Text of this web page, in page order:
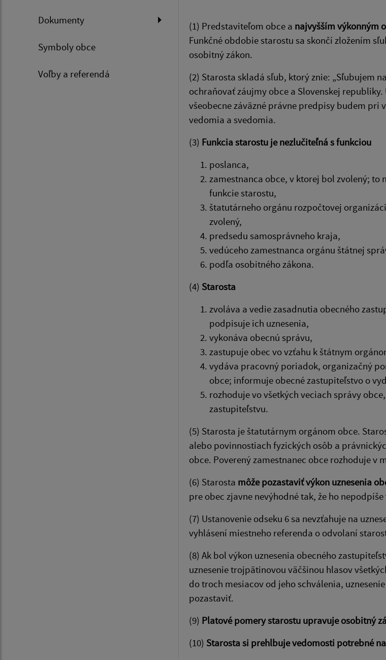
Dokumenty
Symboly obce
Voľby a referendá
(1) Predstaviteľom obce a najvyšším výkonným
Funkčné obdobie starostu sa skončí zložením
osobitný zákon.
(2) Starosta skladá sľub, ktorý znie: „Sľubujem
ochraňovať záujmy obce a Slovenskej
všeobecne záväzné právne predpisy budem
vedomia a svedomia.
(3) Funkcia starostu je nezlučiteľná s funkciou
poslanca,
zamestnanca obce, v ktorej bol zvolený; to
funkcie starostu,
štatutárneho orgánu rozpočtovej
zvolený,
predsedu samosprávneho kraja,
vedúceho zamestnanca orgánu štátnej
podľa osobitného zákona.
(4) Starosta
zvoláva a vedie zasadnutia obecného
podpisuje ich uznesenia,
vykonáva obecnú správu,
zastupuje obec vo vzťahu k štátnym
vydáva pracovný poriadok, organizačný
obce; informuje obecné zastupiteľstvo o
rozhoduje vo všetkých veciach správy
zastupiteľstvu.
(5) Starosta je štatutárnym orgánom obce.
alebo povinnostiach fyzických osôb a
obce. Poverený zamestnanec obce rozhoduje v
(6) Starosta môže pozastaviť výkon uznesenia
pre obec zjavne nevýhodné tak, že ho
(7) Ustanovenie odseku 6 sa nevzťahuje na
vyhlásení miestneho referenda o odvolaní
(8) Ak bol výkon uznesenia obecného
uznesenie trojpätinovou väčšinou hlasov
do troch mesiacov od jeho schválenia,
pozastaviť.
(9) Platové pomery starostu upravuje osobitný
(10) Starosta si prehlbuje vedomosti potrebné